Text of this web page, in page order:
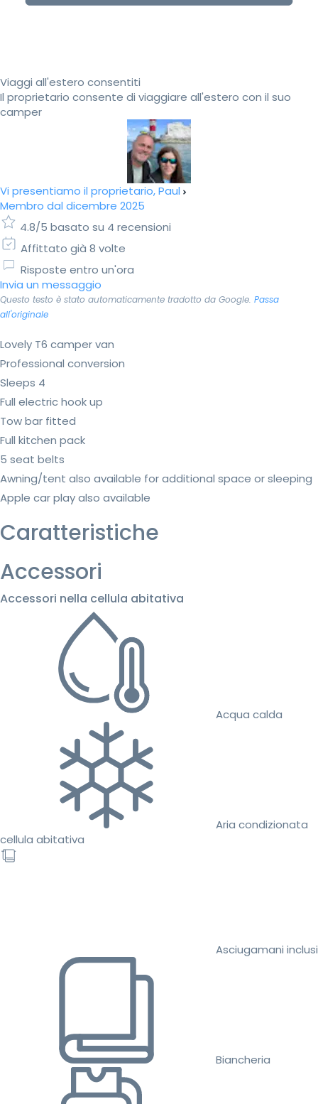
Viaggi all'estero consentiti
Il proprietario consente di viaggiare all'estero con il suo
camper
Vi presentiamo il proprietario, Paul
Membro dal dicembre 2025
4.8/5 basato su 4 recensioni
Affittato già 8 volte
Risposte entro un'ora
Invia un messaggio
Questo testo è stato automaticamente tradotto da Google. Passa
all'originale
Lovely T6 camper van
Professional conversion
Sleeps 4
Full electric hook up
Tow bar fitted
Full kitchen pack
5 seat belts
Awning/tent also available for additional space or sleeping
Apple car play also available
Caratteristiche
Accessori
Accessori nella cellula abitativa
Acqua calda
Aria condizionata
cellula abitativa
Asciugamani inclusi
Biancheria